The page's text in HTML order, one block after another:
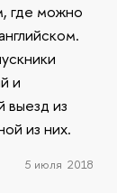
где можно
и
выезд из
из них.
5 июля 2018